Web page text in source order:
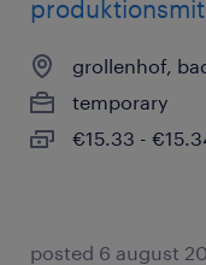
grollenhof,
temporary
€15.33 -
posted 6 august